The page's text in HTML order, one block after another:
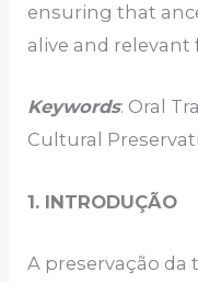
ensuring that
alive and
Keywords: Oral
Cultural
1. INTRODUÇÃO
A preservação da